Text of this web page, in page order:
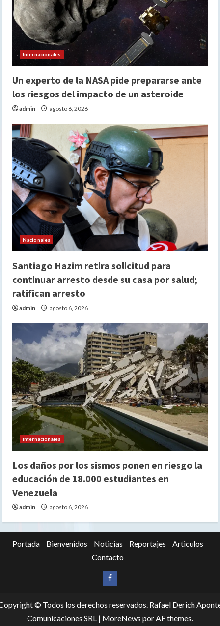
Internacionales
Un experto de la NASA pide prepararse ante
los riesgos del impacto de un asteroide
admin agosto 6, 2026
Nacionales
Santiago Hazim retira solicitud para
continuar arresto desde su casa por salud;
ratifican arresto
admin agosto 6, 2026
Internacionales
Los daños por los sismos ponen en riesgo la
educación de 18.000 estudiantes en
Venezuela
admin agosto 6, 2026
Portada Bienvenidos Noticias Reportajes
Articulos
Contacto
Siganos
Facebook
© Todos los derechos reservados. Rafael Derich
Comunicaciones SRL | MoreNews por AF themes.